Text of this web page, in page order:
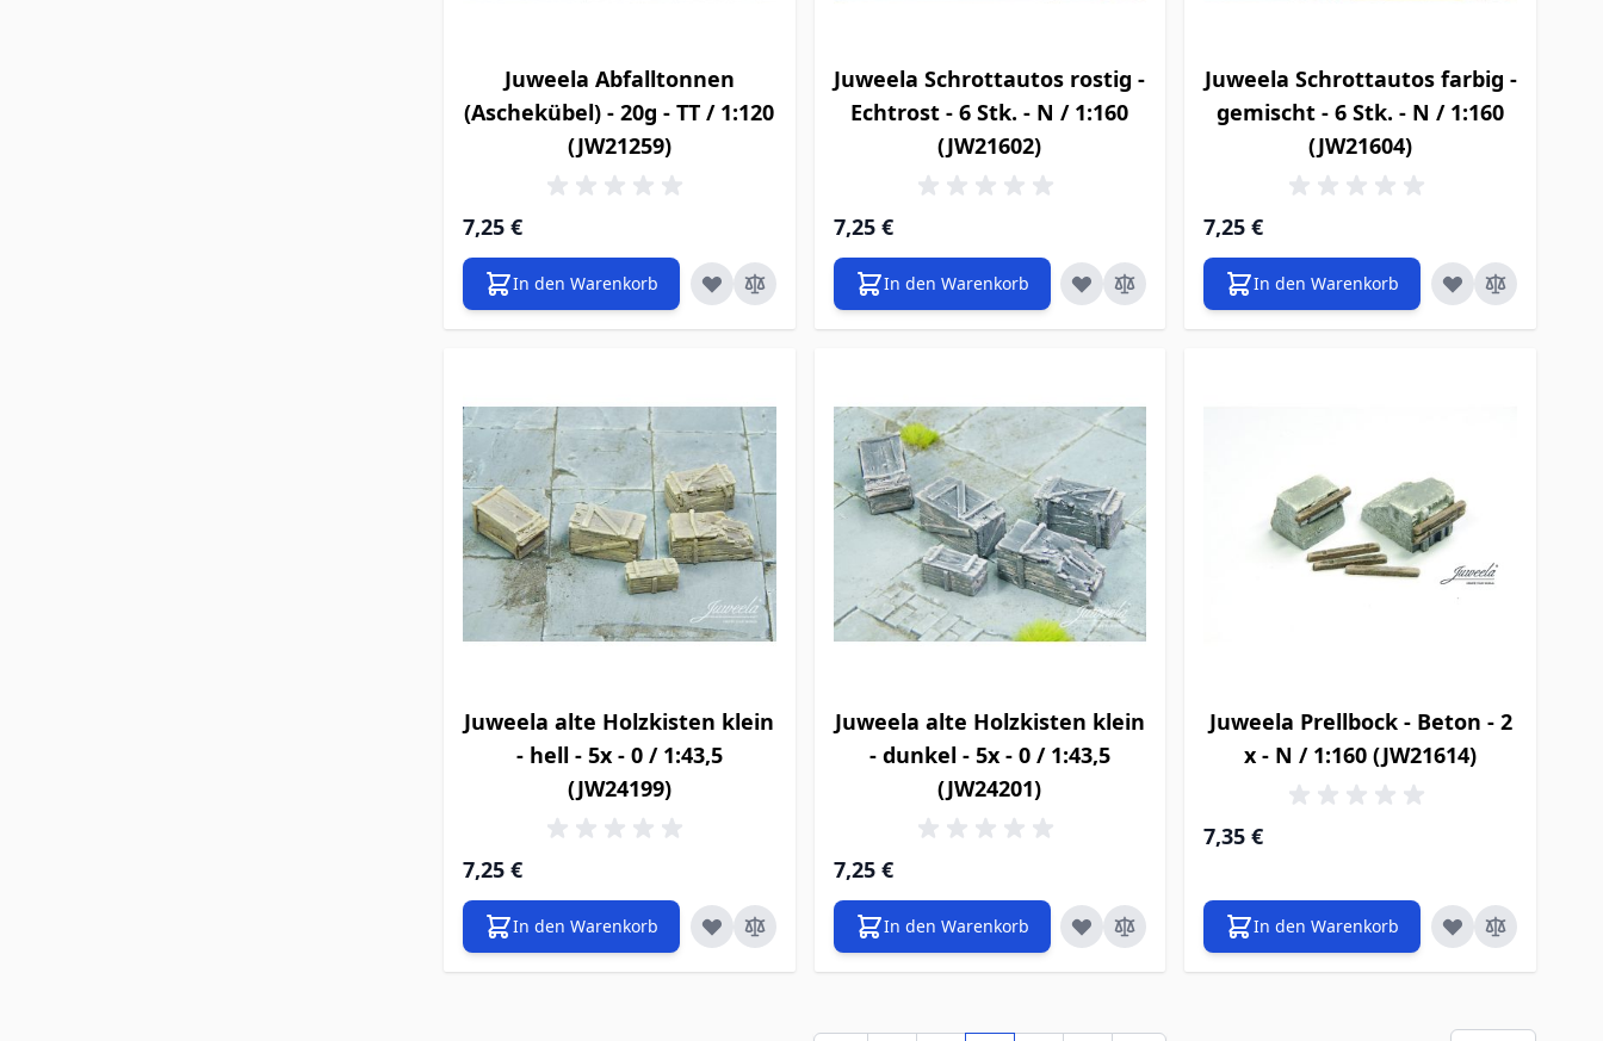
Juweela Abfalltonnen
(Aschekübel) - 20g - TT / 1:120
(JW21259)
7,25 €
In den Warenkorb
Juweela Schrottautos rostig -
Echtrost - 6 Stk. - N / 1:160
(JW21602)
7,25 €
In den Warenkorb
Juweela Schrottautos farbig -
gemischt - 6 Stk. - N / 1:160
(JW21604)
7,25 €
In den Warenkorb
Juweela alte Holzkisten klein
- hell - 5x - 0 / 1:43,5
(JW24199)
7,25 €
In den Warenkorb
Juweela alte Holzkisten klein
- dunkel - 5x - 0 / 1:43,5
(JW24201)
7,25 €
In den Warenkorb
Juweela Prellbock - Beton - 2
x - N / 1:160 (JW21614)
7,35 €
In den Warenkorb